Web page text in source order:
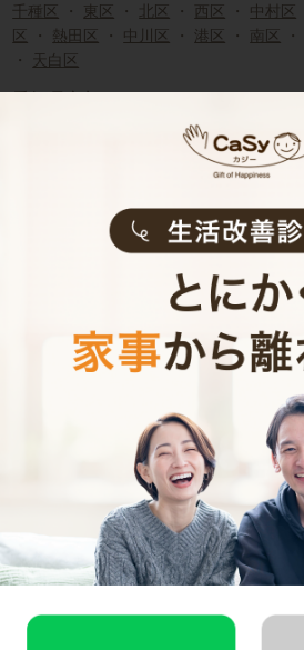
千種区 ・ 東区 ・ 北区 ・ 西区 ・ 中村区
区
・ 熱田区 ・ 中川区 ・ 港区 ・ 南区 ・
・
天白区
春日井市 津島市・
・ 東海市・大
日進市・愛西市
・ 蟹江町・ 飛島村・東浦
愛知県近郊の家事
北区・西区 中村区
中川区・港区 南区
瀬戸市・春日井市・津島市
山市・小牧市・稲沢市・東海市・
市・岩倉市・豊明市・日進市・愛西
・弥富市・みよし市・あま市 ・長